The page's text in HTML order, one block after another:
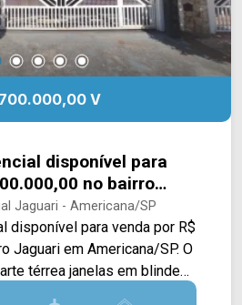
V
disponível para
no bairro
SP.
Jaguari - Americana/SP
disponível para venda por R$
Jaguari em Americana/SP. O
térrea janelas em blindes,
conjugada; balcão em